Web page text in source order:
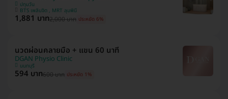
ปทุมวัน
BTS เพลินจิต , MRT ลุมพินี
1,881 บาท2,000 บาท ประหยัด 6%
นวดผ่อนคลายมือ + แขน 60 นาที
DGAN Physio Clinic
นนทบุรี
594 บาท600 บาท ประหยัด 1%